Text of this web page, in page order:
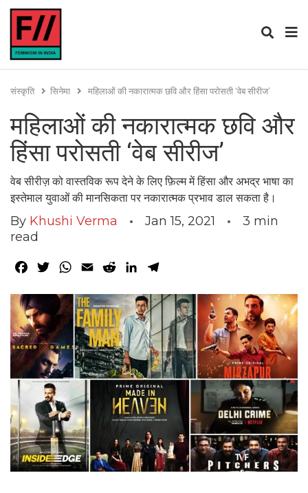
संस्कृति सिनेमा महिलाओं की नकारात्मक छवि और हिंसा परोसती ‘वेब सीरीज’
महिलाओं की नकारात्मक छवि और
हिंसा परोसती ‘वेब सीरीज’
वेब सीरीज़ को वास्तविक रूप देने के लिए फ़िल्म में हिंसा और अभद्र भाषा का
इस्तेमाल युवाओं की मानसिकता पर नकारात्मक प्रभाव डाल सकता है।
By Khushi Verma Jan 15, 2021 3 min
read
Facebook
TwitterWhatsApp
Email RedditLinkedIn